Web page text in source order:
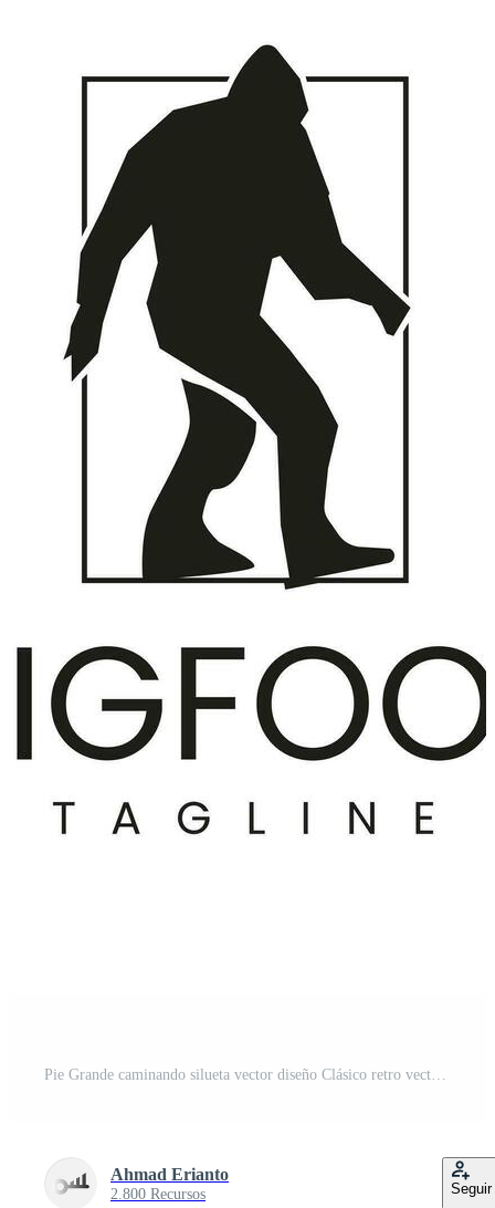
Pie Grande caminando silueta vector diseño Clásico retro vector ilustración Vector Gratis
Ahmad Erianto
2.800 Recursos Seguir